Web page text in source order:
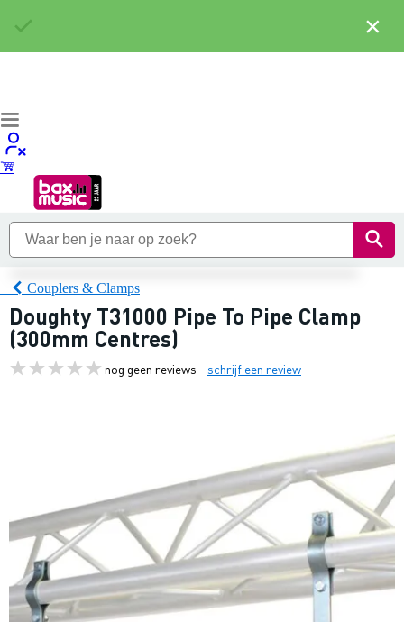
Couplers & Clamps
Doughty T31000 Pipe To Pipe Clamp
(300mm Centres)
nog geen reviews schrijf een review
×